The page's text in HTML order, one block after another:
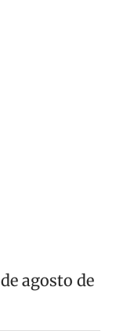
agosto de